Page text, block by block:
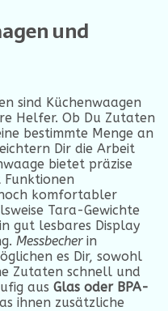
und
sind Küchenwaagen
Helfer. Ob Du Zutaten
bestimmte Menge an
Dir die Arbeit
bietet präzise
Funktionen
komfortabler
Tara-Gewichte
gut lesbares Display
Messbecherin
es Dir, sowohl
Zutaten schnell und
aus Glas oder BPA-
ihnen zusätzliche